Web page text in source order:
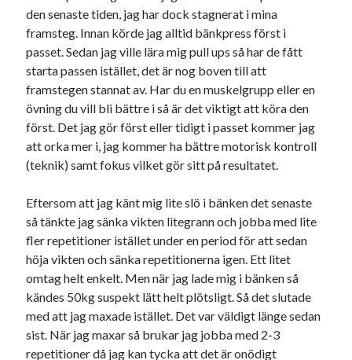
den senaste tiden, jag har dock stagnerat i mina
framsteg. Innan körde jag alltid bänkpress först i
passet. Sedan jag ville lära mig pull ups så har de fått
starta passen istället, det är nog boven till att
framstegen stannat av. Har du en muskelgrupp eller en
övning du vill bli bättre i så är det viktigt att köra den
först. Det jag gör först eller tidigt i passet kommer jag
att orka mer i, jag kommer ha bättre motorisk kontroll
(teknik) samt fokus vilket gör sitt på resultatet.
Eftersom att jag känt mig lite slö i bänken det senaste
så tänkte jag sänka vikten litegrann och jobba med lite
fler repetitioner istället under en period för att sedan
höja vikten och sänka repetitionerna igen. Ett litet
omtag helt enkelt. Men när jag lade mig i bänken så
kändes 50kg suspekt lätt helt plötsligt. Så det slutade
med att jag maxade istället. Det var väldigt länge sedan
sist. När jag maxar så brukar jag jobba med 2-3
repetitioner då jag kan tycka att det är onödigt